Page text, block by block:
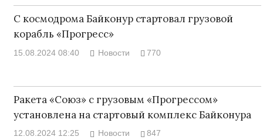
С космодрома Байконур стартовал грузовой
корабль «Прогресс»
15.08.2024 08:40 Новости 770
Ракета «Союз» с грузовым «Прогрессом»
установлена на стартовый комплекс Байконура
12.08.2024 12:25 Новости 847